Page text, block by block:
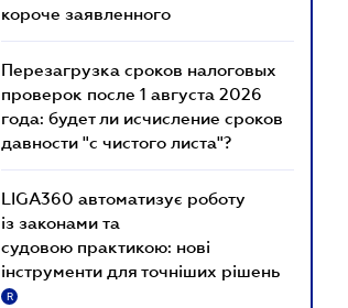
короче заявленного
Перезагрузка сроков налоговых
проверок после 1 августа 2026
года: будет ли исчисление сроков
давности "с чистого листа"?
LIGA360 автоматизує роботу
із законами та
судовою практикою: нові
інструменти для точніших рішень
R